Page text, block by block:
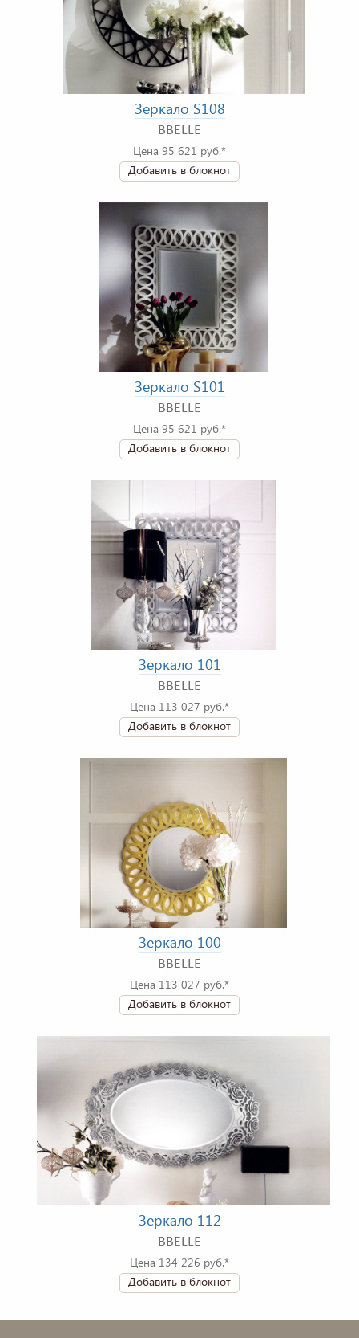
Зеркало S108
BBELLE
Цена 95 621 руб.*
Добавить в блокнот
Зеркало S101
BBELLE
Цена 95 621 руб.*
Добавить в блокнот
Зеркало 101
BBELLE
Цена 113 027 руб.*
Добавить в блокнот
Зеркало 100
BBELLE
Цена 113 027 руб.*
Добавить в блокнот
Зеркало 112
BBELLE
Цена 134 226 руб.*
Добавить в блокнот